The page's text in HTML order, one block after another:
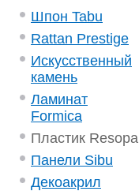
Шпон Tabu
Rattan Prestige
Искусственный
камень
Ламинат
Formica
Пластик Resopal
Панели Sibu
Декоакрил